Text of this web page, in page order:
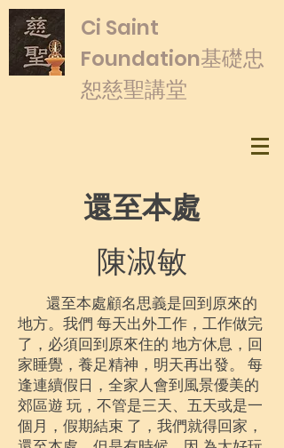
​Ci Saint
Foundation基礎忠
恕慈聖講堂
還至本處
陳淑敏
還至本處顧名思義是回到原來的
地方。我們 每天出外工作，工作做完
了，必須回到原來住的 地方休息，回
家睡覺，養足精神，明天再出發。 每
逢連續假日，全家人會到風景優美的
郊區遊 玩，不管是三天、五天或是一
個月，假期結束 了，我們就得回家，